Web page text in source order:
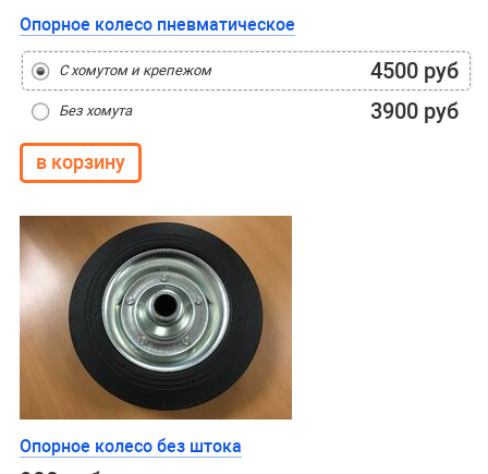
Опорное колесо пневматическое
С хомутом и крепежом 4500 руб
Без хомута 3900 руб
Опорное колесо без штока